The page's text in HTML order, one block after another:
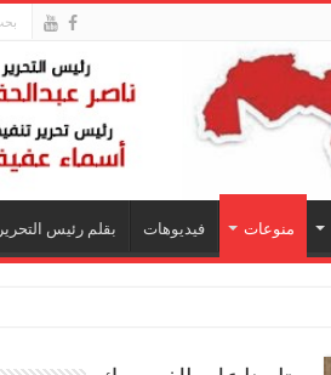
منوعات فيديوهات بقلم رئيس التحرير